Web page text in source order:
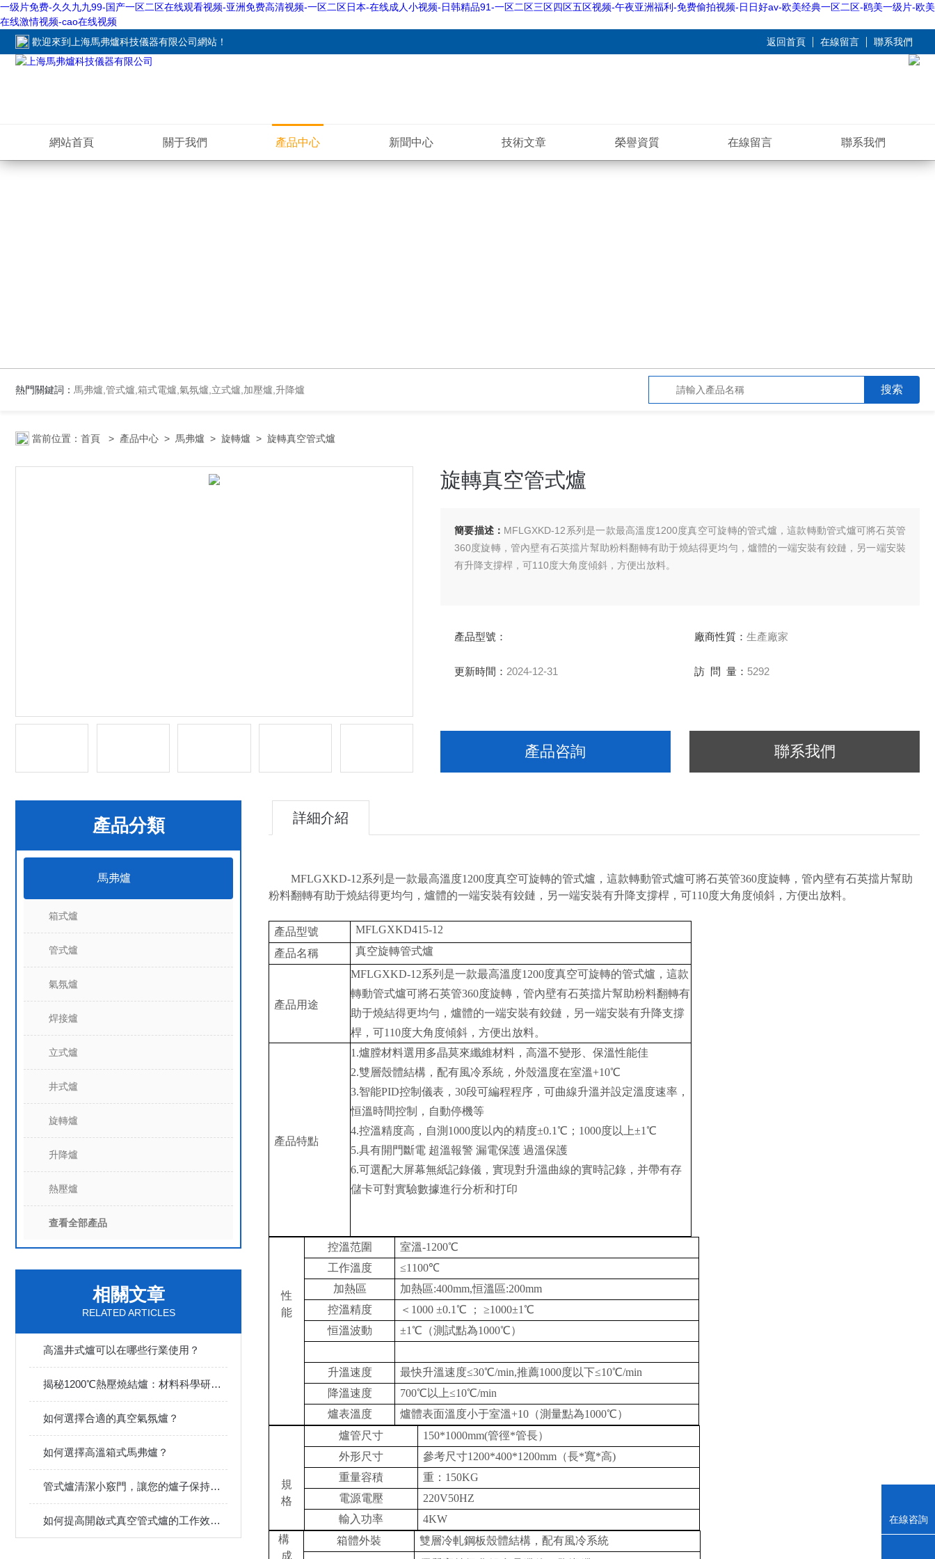
一级片免费-久久九九99-国产一区二区在线观看视频-亚洲免费高清视频-一区二区日本-在线成人小视频-日韩精品91-一区二区三区四区五区视频-午夜亚洲福利-免费偷拍视频-日日好av-欧美经典一区二区-鸥美一级片-欧美
在线激情视频-cao在线视频
歡迎來到
上海馬弗爐科技儀器有限公司網站 ！ 返回首頁 在線留言 聯系我們
網站首頁 關于我們 產品中心 新聞中心 技術文章 榮譽資質 在線留言 聯系我們
熱門關鍵詞： 馬弗爐,管式爐,箱式電爐,氣氛爐,立式爐,加壓爐,升降爐
當前位置： 首頁 > 產品中心 > 馬弗爐 > 旋轉爐 > 旋轉真空管式爐
旋轉真空管式爐
簡要描述： MFLGXKD-12系列是一款最高溫度1200度真空可旋轉的管式爐，這款轉動管式爐可將石英管
360度旋轉，管內壁有石英擋片幫助粉料翻轉有助于燒結得更均勻，爐體的一端安裝有鉸鏈，另一端安裝
有升降支撐桿，可110度大角度傾斜，方便出放料。
產品型號： 廠商性質： 生產廠家
更新時間： 2024-12-31 訪 問 量： 5292
產品咨詢 聯系我們
產品分類
馬弗爐
箱式爐
管式爐
氣氛爐
焊接爐
立式爐
井式爐
旋轉爐
升降爐
熱壓爐
查看全部產品
相關文章
RELATED ARTICLES
高溫井式爐可以在哪些行業使用？
揭秘1200℃熱壓燒結爐：材料科學研究的創新工具
如何選擇合適的真空氣氛爐？
如何選擇高溫箱式馬弗爐？
管式爐清潔小竅門，讓您的爐子保持清潔
如何提高開啟式真空管式爐的工作效率？
詳細介紹
MFLGXKD-1 2系列 是一款最高溫度1 200度真空可旋轉的管式爐 ， 這款轉動管式爐可將石英管360度旋轉，管內壁有石英擋片幫助
粉料翻轉有助于燒結得更均勻，爐體的一端安裝有鉸鏈，另一端安裝有升降支撐桿，可110度大角度傾斜，方便出放料。
產品型號
MFLGXKD415-12
產品名稱
真空旋轉管式爐
產品用途
MFLGXKD-1 2系列 是一款最高溫度1 200度真空可旋轉的管式爐 ， 這款
轉動管式爐可將石英管360度旋轉，管內壁有石英擋片幫助粉料翻轉有
助于燒結得更均勻，爐體的一端安裝有鉸鏈，另一端安裝有升降支撐
桿，可110度大角度傾斜，方便出放料。
產品特點
1 .爐膛材料選用多晶莫來纖維材料，高溫不變形、保溫性能佳
2.雙層殼體結構，配有風冷系統，外殼溫度在室溫+10℃
3.智能PID控制儀表，30段可編程程序，可曲線升溫并設定溫度速率，
恒溫時間控制，自動停機等
4.控溫精度高，自測1000度以內的精度±0.1℃；1000度以上±1℃
5.具有開門斷電 超溫報警 漏電保護 過溫保護
6.可選配大屏幕無紙記錄儀，實現對升溫曲線的實時記錄，并帶有存
儲卡可對實驗數據進行分析和打印
性
能
控溫范圍 室溫-1200℃
工作溫度
≤1100℃
加熱區
加熱區:400mm,恒溫區:200mm
控溫精度
＜ 1000 ±0.1℃ ； ≥1000±1℃
恒溫波動
±1℃（測試點為1000℃）
升溫速度 最快升溫速度≤30℃/min,推薦1000度以下≤10℃/min
降溫速度
700℃以上≤10℃/min
爐表溫度
爐體表面溫度小于室溫+10（測量點為1000℃）
規
格
爐管尺寸
150*1000mm(管徑*管長）
外形尺寸
參考尺寸1200*400*1200mm（長*寬*高)
重量容積
重： 150KG
電源電壓
220V50HZ
輸入功率
4KW
構
成
箱體外裝 雙層冷軋鋼板殼體結構，配有風冷系統
在線咨詢